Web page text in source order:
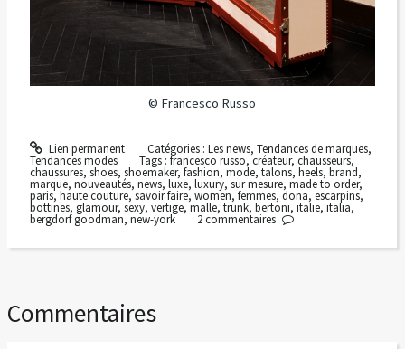
© Francesco Russo
Lien permanent Catégories : Les news, Tendances de marques,
Tendances modes Tags :francesco russo,créateur,chausseurs,
chaussures, shoes, shoemaker, fashion, mode, talons, heels, brand,
marque, nouveautés, news, luxe, luxury, sur mesure, made to order,
paris, haute couture,savoir faire, women, femmes, dona, escarpins,
bottines, glamour, sexy, vertige,malle, trunk, bertoni, italie, italia,
bergdorf goodman, new-york 2commentaires
Commentaires